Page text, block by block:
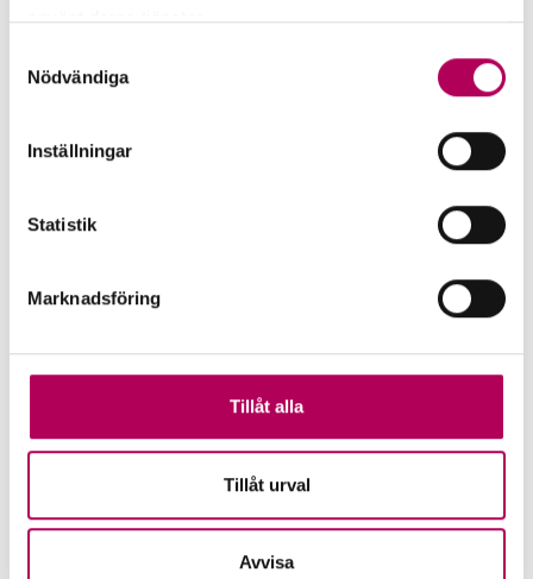
använt deras tjänster.
personuppgifter.
Nödvändiga
Inställningar
Statistik
Marknadsföring
Tillåt alla
Tillåt urval
Avvisa
EKN:s garantier minskar risken för
att stötta företag. Vilken garanti passar